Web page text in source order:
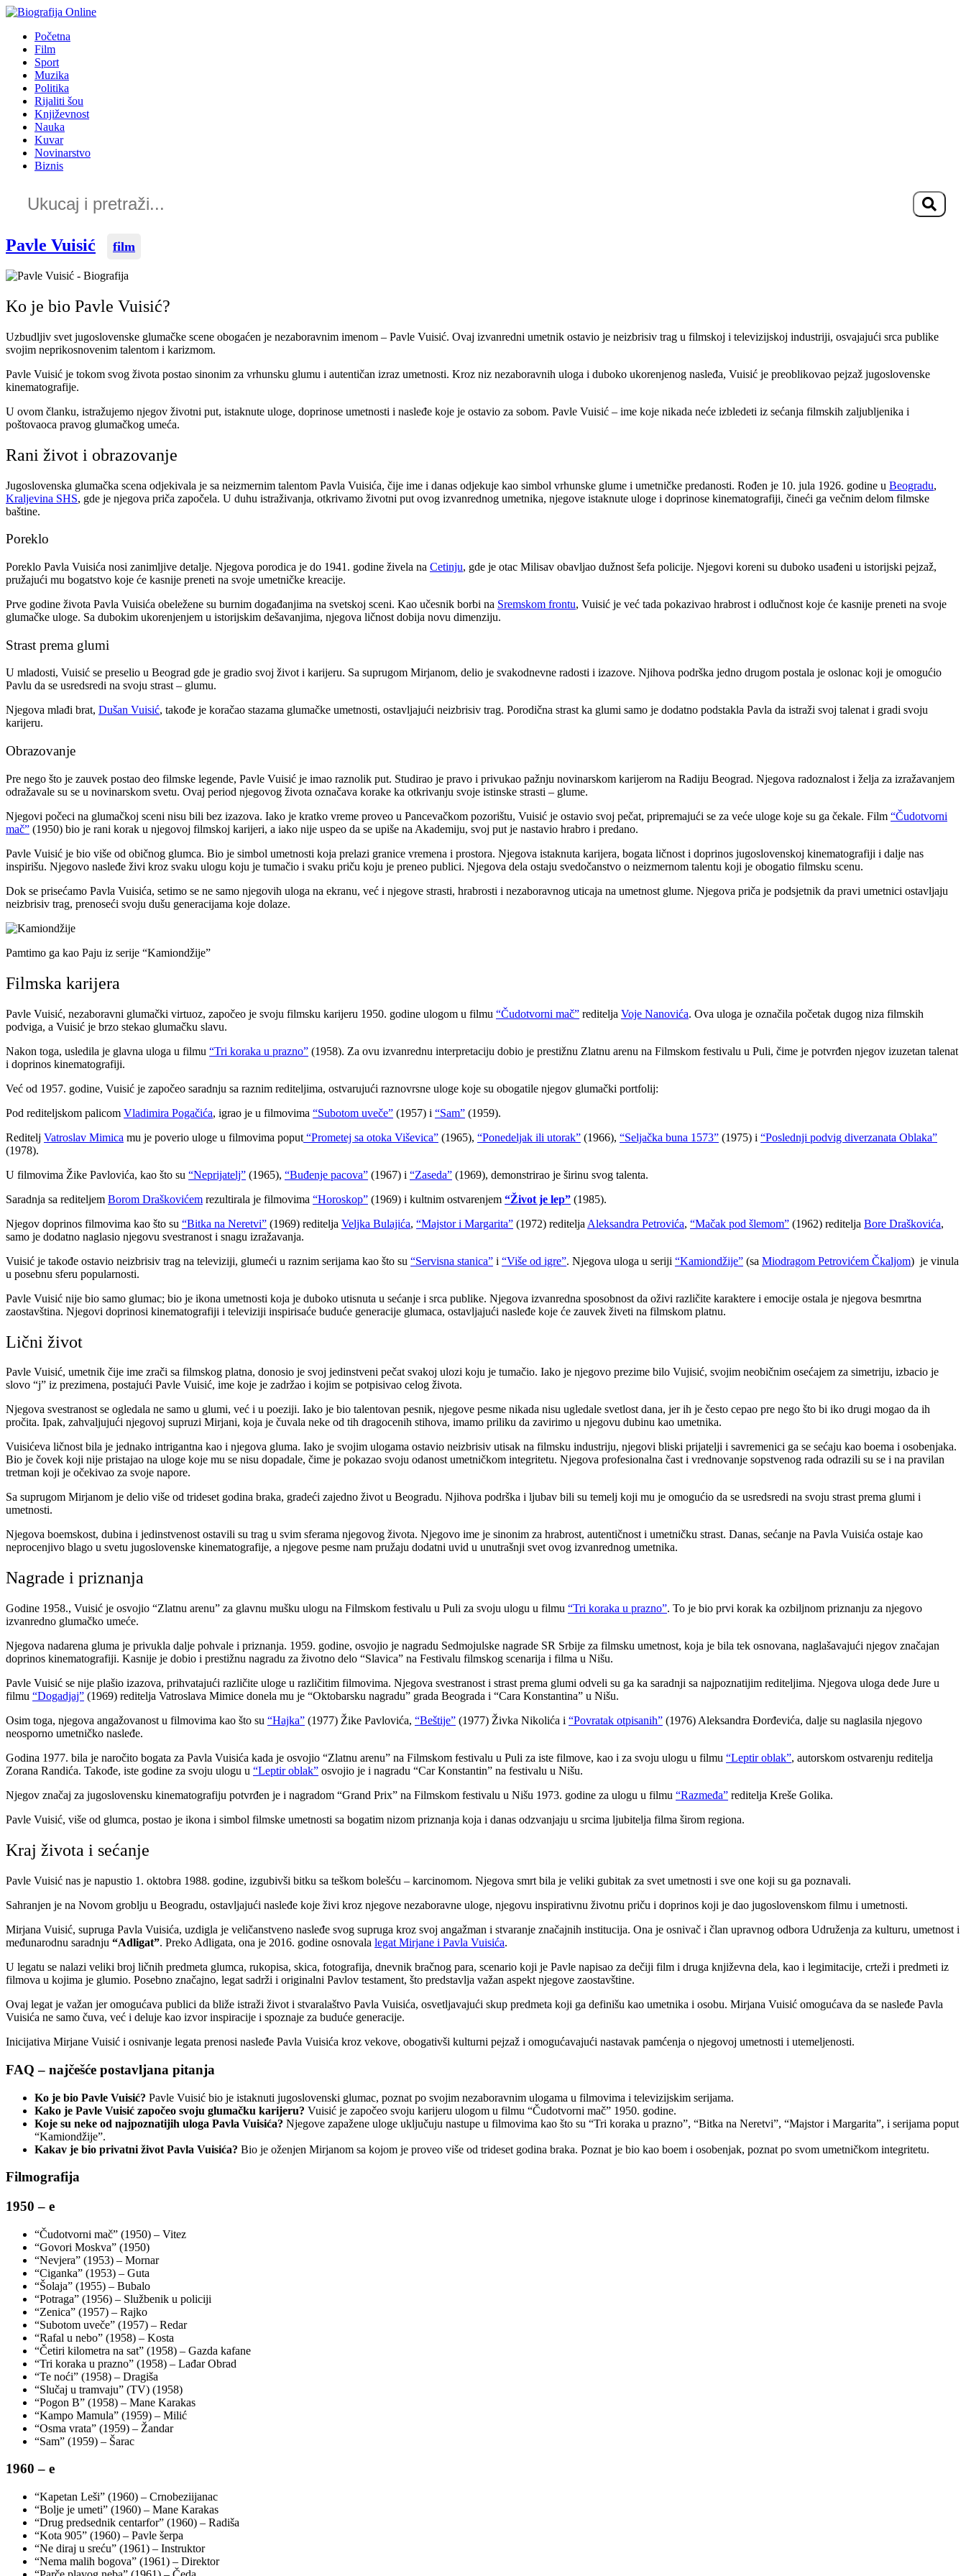
Idi
sadržajPočetna
Film
Sport
Muzika
Politika
Rijaliti šou
Književnost
Nauka
Kuvar
Novinarstvo
Biznis
Pavle Vuisić film
Ko je bio Pavle Vuisić?
Uzbudljiv svet jugoslovenske glumačke scene obogaćen je nezaboravnim imenom – Pavle Vuisić. Ovaj izvanredni umetnik ostavio je neizbrisiv trag u filmskoj i televizijskoj industriji, osvajajući srca publike
svojim neprikosnovenim talentom i karizmom.
Pavle Vuisić je tokom svog života postao sinonim za vrhunsku glumu i autentičan izraz umetnosti. Kroz niz nezaboravnih uloga i duboko ukorenjenog nasleđa, Vuisić je preoblikovao pejzaž jugoslovenske
kinematografije.
U ovom članku, istražujemo njegov životni put, istaknute uloge, doprinose umetnosti i nasleđe koje je ostavio za sobom. Pavle Vuisić – ime koje nikada neće izbledeti iz sećanja filmskih zaljubljenika i
poštovaoca pravog glumačkog umeća.
Rani život i obrazovanje
Jugoslovenska glumačka scena odjekivala je sa neizmernim talentom Pavla Vuisića, čije ime i danas odjekuje kao simbol vrhunske glume i umetničke predanosti. Rođen je 10. jula 1926. godine u Beogradu,
Kraljevina SHS, gde je njegova priča započela. U duhu istraživanja, otkrivamo životni put ovog izvanrednog umetnika, njegove istaknute uloge i doprinose kinematografiji, čineći ga večnim delom filmske
baštine.
Poreklo
Poreklo Pavla Vuisića nosi zanimljive detalje. Njegova porodica je do 1941. godine živela na Cetinju, gde je otac Milisav obavljao dužnost šefa policije. Njegovi koreni su duboko usađeni u istorijski pejzaž,
pružajući mu bogatstvo koje će kasnije preneti na svoje umetničke kreacije.
Prve godine života Pavla Vuisića obeležene su burnim događanjima na svetskoj sceni. Kao učesnik borbi na Sremskom frontu, Vuisić je već tada pokazivao hrabrost i odlučnost koje će kasnije preneti na svoje
glumačke uloge. Sa dubokim ukorenjenjem u istorijskim dešavanjima, njegova ličnost dobija novu dimenziju.
Strast prema glumi
U mladosti, Vuisić se preselio u Beograd gde je gradio svoj život i karijeru. Sa suprugom Mirjanom, delio je svakodnevne radosti i izazove. Njihova podrška jedno drugom postala je oslonac koji je omogućio
Pavlu da se usredsredi na svoju strast – glumu.
Njegova mlađi brat, Dušan Vuisić, takođe je koračao stazama glumačke umetnosti, ostavljajući neizbrisiv trag. Porodična strast ka glumi samo je dodatno podstakla Pavla da istraži svoj talenat i gradi svoju
karijeru.
Obrazovanje
Pre nego što je zauvek postao deo filmske legende, Pavle Vuisić je imao raznolik put. Studirao je pravo i privukao pažnju novinarskom karijerom na Radiju Beograd. Njegova radoznalost i želja za izražavanjem
odražavale su se u novinarskom svetu. Ovaj period njegovog života označava korake ka otkrivanju svoje istinske strasti – glume.
Njegovi počeci na glumačkoj sceni nisu bili bez izazova. Iako je kratko vreme proveo u Pancevačkom pozorištu, Vuisić je ostavio svoj pečat, pripremajući se za veće uloge koje su ga čekale. Film “Čudotvorni
mač” (1950) bio je rani korak u njegovoj filmskoj karijeri, a iako nije uspeo da se upiše na Akademiju, svoj put je nastavio hrabro i predano.
Pavle Vuisić je bio više od običnog glumca. Bio je simbol umetnosti koja prelazi granice vremena i prostora. Njegova istaknuta karijera, bogata ličnost i doprinos jugoslovenskoj kinematografiji i dalje nas
inspirišu. Njegovo nasleđe živi kroz svaku ulogu koju je tumačio i svaku priču koju je preneo publici. Njegova dela ostaju svedočanstvo o neizmernom talentu koji je obogatio filmsku scenu.
Dok se prisećamo Pavla Vuisića, setimo se ne samo njegovih uloga na ekranu, već i njegove strasti, hrabrosti i nezaboravnog uticaja na umetnost glume. Njegova priča je podsjetnik da pravi umetnici ostavljaju
neizbrisiv trag, prenoseći svoju dušu generacijama koje dolaze.
Pamtimo ga kao Paju iz serije “Kamiondžije”
Filmska karijera
Pavle Vuisić, nezaboravni glumački virtuoz, započeo je svoju filmsku karijeru 1950. godine ulogom u filmu “Čudotvorni mač” reditelja Voje Nanovića. Ova uloga je označila početak dugog niza filmskih
podviga, a Vuisić je brzo stekao glumačku slavu.
Nakon toga, usledila je glavna uloga u filmu “Tri koraka u prazno” (1958). Za ovu izvanrednu interpretaciju dobio je prestižnu Zlatnu arenu na Filmskom festivalu u Puli, čime je potvrđen njegov izuzetan talenat
i doprinos kinematografiji.
Već od 1957. godine, Vuisić je započeo saradnju sa raznim rediteljima, ostvarujući raznovrsne uloge koje su obogatile njegov glumački portfolij:
Pod rediteljskom palicom Vladimira Pogačića, igrao je u filmovima “Subotom uveče” (1957) i “Sam” (1959).
Reditelj Vatroslav Mimica mu je poverio uloge u filmovima poput “Prometej sa otoka Viševica” (1965), “Ponedeljak ili utorak” (1966), “Seljačka buna 1573” (1975) i “Poslednji podvig diverzanata Oblaka”
(1978).
U filmovima Žike Pavlovića, kao što su “Neprijatelj” (1965), “Buđenje pacova” (1967) i “Zaseda” (1969), demonstrirao je širinu svog talenta.
Saradnja sa rediteljem Borom Draškovićem rezultirala je filmovima “Horoskop” (1969) i kultnim ostvarenjem “Život je lep” (1985).
Njegov doprinos filmovima kao što su “Bitka na Neretvi” (1969) reditelja Veljka Bulajića, “Majstor i Margarita” (1972) reditelja Aleksandra Petrovića, “Mačak pod šlemom” (1962) reditelja Bore Draškovića,
samo je dodatno naglasio njegovu svestranost i snagu izražavanja.
Vuisić je takođe ostavio neizbrisiv trag na televiziji, glumeći u raznim serijama kao što su “Servisna stanica” i “Više od igre”. Njegova uloga u seriji “Kamiondžije” (sa Miodragom Petrovićem Čkaljom) je vinula
u posebnu sferu popularnosti.
Pavle Vuisić nije bio samo glumac; bio je ikona umetnosti koja je duboko utisnuta u sećanje i srca publike. Njegova izvanredna sposobnost da oživi različite karaktere i emocije ostala je njegova besmrtna
zaostavština. Njegovi doprinosi kinematografiji i televiziji inspirisaće buduće generacije glumaca, ostavljajući nasleđe koje će zauvek živeti na filmskom platnu.
Lični život
Pavle Vuisić, umetnik čije ime zrači sa filmskog platna, donosio je svoj jedinstveni pečat svakoj ulozi koju je tumačio. Iako je njegovo prezime bilo Vujisić, svojim neobičnim osećajem za simetriju, izbacio je
slovo “j” iz prezimena, postajući Pavle Vuisić, ime koje je zadržao i kojim se potpisivao celog života.
Njegova svestranost se ogledala ne samo u glumi, već i u poeziji. Iako je bio talentovan pesnik, njegove pesme nikada nisu ugledale svetlost dana, jer ih je često cepao pre nego što bi iko drugi mogao da ih
pročita. Ipak, zahvaljujući njegovoj supruzi Mirjani, koja je čuvala neke od tih dragocenih stihova, imamo priliku da zavirimo u njegovu dubinu kao umetnika.
Vuisićeva ličnost bila je jednako intrigantna kao i njegova gluma. Iako je svojim ulogama ostavio neizbrisiv utisak na filmsku industriju, njegovi bliski prijatelji i savremenici ga se sećaju kao boema i osobenjaka.
Bio je čovek koji nije pristajao na uloge koje mu se nisu dopadale, čime je pokazao svoju odanost umetničkom integritetu. Njegova profesionalna čast i vrednovanje sopstvenog rada odrazili su se i na pravilan
tretman koji je očekivao za svoje napore.
Sa suprugom Mirjanom je delio više od trideset godina braka, gradeći zajedno život u Beogradu. Njihova podrška i ljubav bili su temelj koji mu je omogućio da se usredsredi na svoju strast prema glumi i
umetnosti.
Njegova boemskost, dubina i jedinstvenost ostavili su trag u svim sferama njegovog života. Njegovo ime je sinonim za hrabrost, autentičnost i umetničku strast. Danas, sećanje na Pavla Vuisića ostaje kao
neprocenjivo blago u svetu jugoslovenske kinematografije, a njegove pesme nam pružaju dodatni uvid u unutrašnji svet ovog izvanrednog umetnika.
Nagrade i priznanja
Godine 1958., Vuisić je osvojio “Zlatnu arenu” za glavnu mušku ulogu na Filmskom festivalu u Puli za svoju ulogu u filmu “Tri koraka u prazno”. To je bio prvi korak ka ozbiljnom priznanju za njegovo
izvanredno glumačko umeće.
Njegova nadarena gluma je privukla dalje pohvale i priznanja. 1959. godine, osvojio je nagradu Sedmojulske nagrade SR Srbije za filmsku umetnost, koja je bila tek osnovana, naglašavajući njegov značajan
doprinos kinematografiji. Kasnije je dobio i prestižnu nagradu za životno delo “Slavica” na Festivalu filmskog scenarija i filma u Nišu.
Pavle Vuisić se nije plašio izazova, prihvatajući različite uloge u različitim filmovima. Njegova svestranost i strast prema glumi odveli su ga ka saradnji sa najpoznatijim rediteljima. Njegova uloga dede Jure u
filmu “Dogadjaj” (1969) reditelja Vatroslava Mimice donela mu je “Oktobarsku nagradu” grada Beograda i “Cara Konstantina” u Nišu.
Osim toga, njegova angažovanost u filmovima kao što su “Hajka” (1977) Žike Pavlovića, “Beštije” (1977) Živka Nikolića i “Povratak otpisanih” (1976) Aleksandra Đorđevića, dalje su naglasila njegovo
neosporno umetničko nasleđe.
Godina 1977. bila je naročito bogata za Pavla Vuisića kada je osvojio “Zlatnu arenu” na Filmskom festivalu u Puli za iste filmove, kao i za svoju ulogu u filmu “Leptir oblak”, autorskom ostvarenju reditelja
Zorana Randića. Takođe, iste godine za svoju ulogu u “Leptir oblak” osvojio je i nagradu “Car Konstantin” na festivalu u Nišu.
Njegov značaj za jugoslovensku kinematografiju potvrđen je i nagradom “Grand Prix” na Filmskom festivalu u Nišu 1973. godine za ulogu u filmu “Razmeđa” reditelja Kreše Golika.
Pavle Vuisić, više od glumca, postao je ikona i simbol filmske umetnosti sa bogatim nizom priznanja koja i danas odzvanjaju u srcima ljubitelja filma širom regiona.
Kraj života i sećanje
Pavle Vuisić nas je napustio 1. oktobra 1988. godine, izgubivši bitku sa teškom bolešću – karcinomom. Njegova smrt bila je veliki gubitak za svet umetnosti i sve one koji su ga poznavali.
Sahranjen je na Novom groblju u Beogradu, ostavljajući nasleđe koje živi kroz njegove nezaboravne uloge, njegovu inspirativnu životnu priču i doprinos koji je dao jugoslovenskom filmu i umetnosti.
Mirjana Vuisić, supruga Pavla Vuisića, uzdigla je veličanstveno nasleđe svog supruga kroz svoj angažman i stvaranje značajnih institucija. Ona je osnivač i član upravnog odbora Udruženja za kulturu, umetnost i
međunarodnu saradnju “Adligat”. Preko Adligata, ona je 2016. godine osnovala legat Mirjane i Pavla Vuisića.
U legatu se nalazi veliki broj ličnih predmeta glumca, rukopisa, skica, fotografija, dnevnik bračnog para, scenario koji je Pavle napisao za dečiji film i druga književna dela, kao i legimitacije, crteži i predmeti iz
filmova u kojima je glumio. Posebno značajno, legat sadrži i originalni Pavlov testament, što predstavlja važan aspekt njegove zaostavštine.
Ovaj legat je važan jer omogućava publici da bliže istraži život i stvaralaštvo Pavla Vuisića, osvetljavajući skup predmeta koji ga definišu kao umetnika i osobu. Mirjana Vuisić omogućava da se nasleđe Pavla
Vuisića ne samo čuva, već i deluje kao izvor inspiracije i spoznaje za buduće generacije.
Inicijativa Mirjane Vuisić i osnivanje legata prenosi nasleđe Pavla Vuisića kroz vekove, obogativši kulturni pejzaž i omogućavajući nastavak pamćenja o njegovoj umetnosti i utemeljenosti.
FAQ – najčešće postavljana pitanja
Ko je bio Pavle Vuisić? Pavle Vuisić bio je istaknuti jugoslovenski glumac, poznat po svojim nezaboravnim ulogama u filmovima i televizijskim serijama.
Kako je Pavle Vuisić započeo svoju glumačku karijeru? Vuisić je započeo svoju karijeru ulogom u filmu “Čudotvorni mač” 1950. godine.
Koje su neke od najpoznatijih uloga Pavla Vuisića? Njegove zapažene uloge uključuju nastupe u filmovima kao što su “Tri koraka u prazno”, “Bitka na Neretvi”, “Majstor i Margarita”, i serijama poput
“Kamiondžije”.
Kakav je bio privatni život Pavla Vuisića? Bio je oženjen Mirjanom sa kojom je proveo više od trideset godina braka. Poznat je bio kao boem i osobenjak, poznat po svom umetničkom integritetu.
Filmografija
1950 – e
“Čudotvorni mač” (1950) – Vitez
“Govori Moskva” (1950)
“Nevjera” (1953) – Mornar
“Ciganka” (1953) – Guta
“Šolaja” (1955) – Bubalo
“Potraga” (1956) – Službenik u policiji
“Zenica” (1957) – Rajko
“Subotom uveče” (1957) – Redar
“Rafal u nebo” (1958) – Kosta
“Četiri kilometra na sat” (1958) – Gazda kafane
“Tri koraka u prazno” (1958) – Lađar Obrad
“Te noći” (1958) – Dragiša
“Slučaj u tramvaju” (TV) (1958)
“Pogon B” (1958) – Mane Karakas
“Kampo Mamula” (1959) – Milić
“Osma vrata” (1959) – Žandar
“Sam” (1959) – Šarac
1960 – e
“Kapetan Leši” (1960) – Crnobeziijanac
“Bolje je umeti” (1960) – Mane Karakas
“Drug predsednik centarfor” (1960) – Radiša
“Kota 905” (1960) – Pavle šerpa
“Ne diraj u sreću” (1961) – Instruktor
“Nema malih bogova” (1961) – Direktor